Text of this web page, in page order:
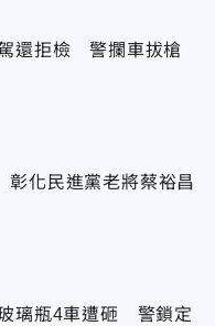
還拒檢 警攔車拔槍
化民進黨老將蔡裕昌
璃瓶4車遭砸 警鎖定